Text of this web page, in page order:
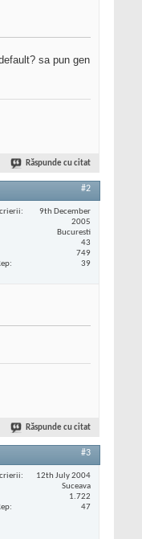
sa pun gen
Răspunde cu citat
#2
9th December
2005
Bucuresti
43
749
39
Răspunde cu citat
#3
12th July 2004
Suceava
1.722
47